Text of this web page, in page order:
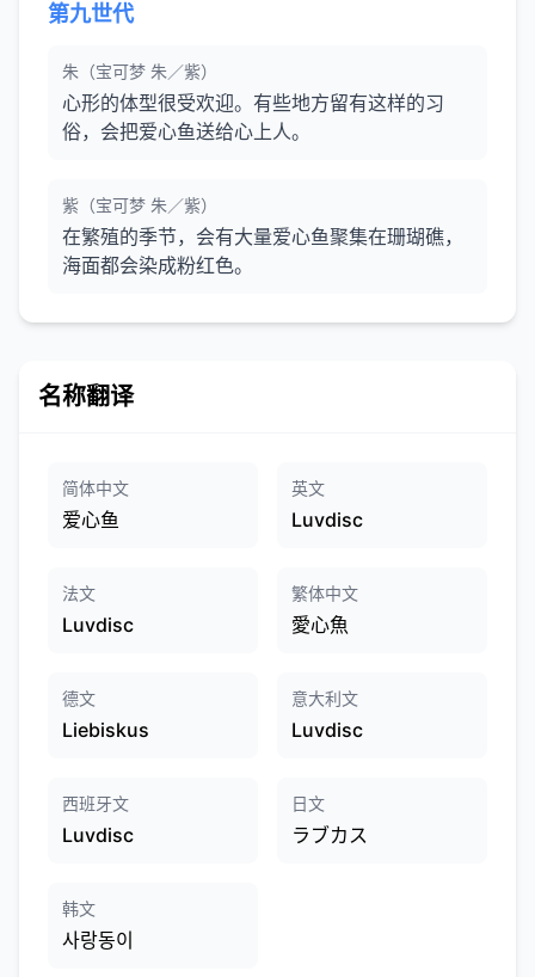
第九世代
朱（宝可梦 朱／紫）
心形的体型很受欢迎。有些地方留有这样的习
俗，会把爱心鱼送给心上人。
紫（宝可梦 朱／紫）
在繁殖的季节，会有大量爱心鱼聚集在珊瑚礁，
海面都会染成粉红色。
名称翻译
简体中文
爱心鱼
英文
Luvdisc
法文
Luvdisc
繁体中文
愛心魚
德文
Liebiskus
意大利文
Luvdisc
西班牙文
Luvdisc
日文
ラブカス
韩文
사랑동이